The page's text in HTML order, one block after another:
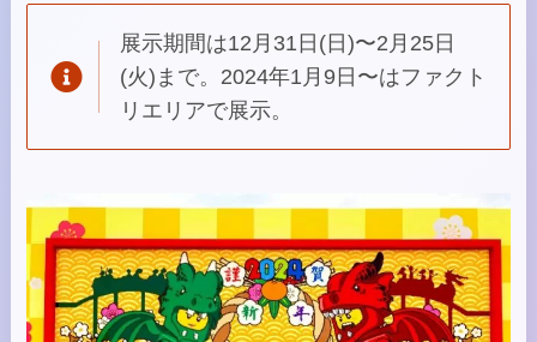
展示期間は12月31日(日)〜2月25日
(火)まで。2024年1月9日〜はファクト
リエリアで展示。